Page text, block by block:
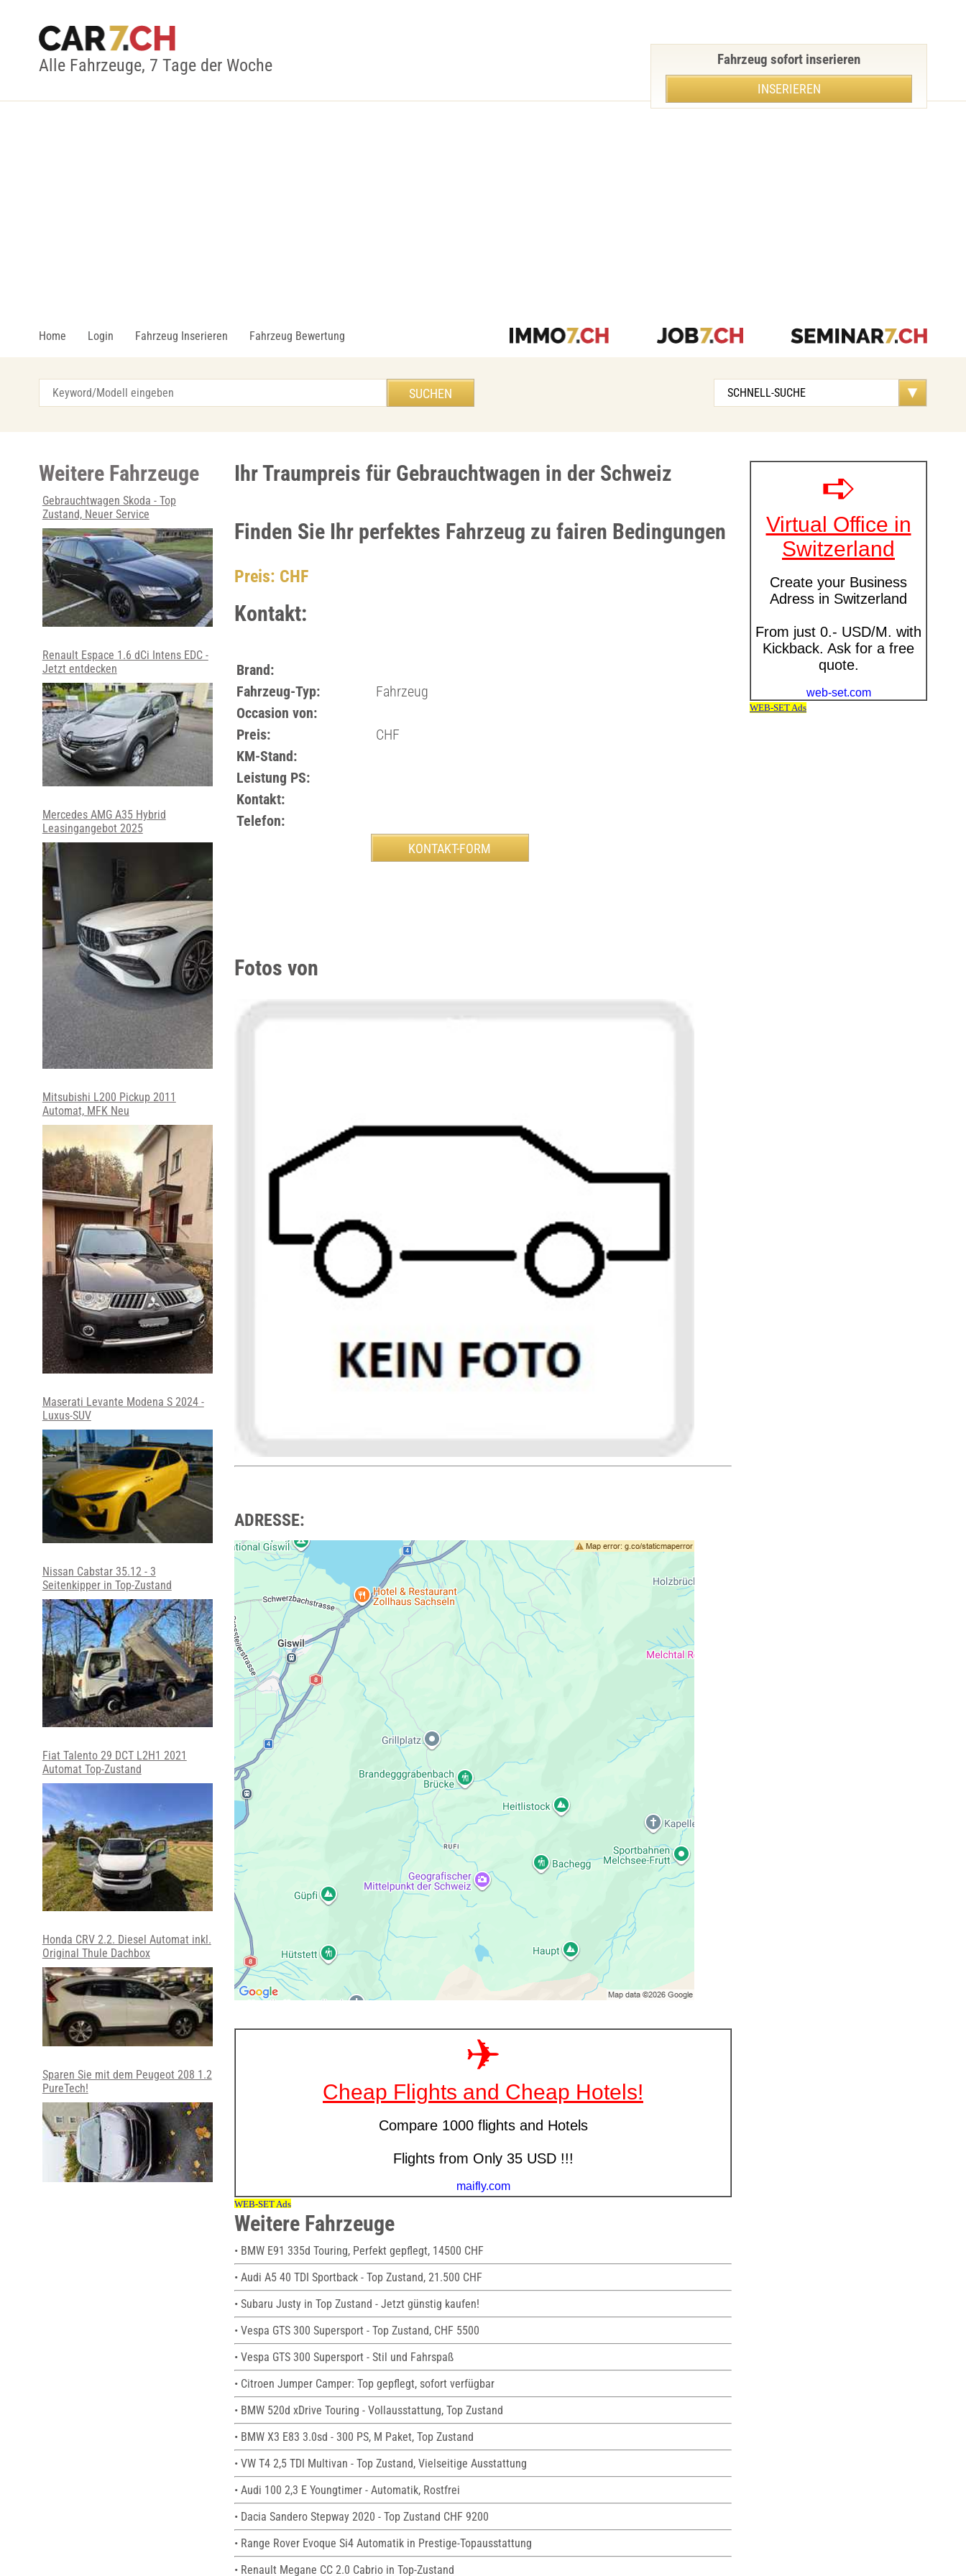
Alle Fahrzeuge, 7 Tage der Woche
Home Login Fahrzeug Inserieren Fahrzeug Bewertung
Fahrzeug sofort inserieren
INSERIEREN
Ihr Traumpreis für Gebrauchtwagen in der Schweiz
Finden Sie Ihr perfektes Fahrzeug zu fairen Bedingungen
Preis: CHF
Kontakt:
Brand:
Fahrzeug-Typ:
Fahrzeug
Occasion von:
Preis:
CHF
KM-Stand:
Leistung PS:
Kontakt:
Telefon:
Fotos von
ADRESSE:
Weitere Fahrzeuge
• BMW E91 335d Touring, Perfekt gepflegt, 14500 CHF
• Audi A5 40 TDI Sportback - Top Zustand, 21.500 CHF
• Subaru Justy in Top Zustand - Jetzt günstig kaufen!
• Vespa GTS 300 Supersport - Top Zustand, CHF 5500
• Vespa GTS 300 Supersport - Stil und Fahrspaß
• Citroen Jumper Camper: Top gepflegt, sofort verfügbar
• BMW 520d xDrive Touring - Vollausstattung, Top Zustand
• BMW X3 E83 3.0sd - 300 PS, M Paket, Top Zustand
• VW T4 2,5 TDI Multivan - Top Zustand, Vielseitige Ausstattung
• Audi 100 2,3 E Youngtimer - Automatik, Rostfrei
• Dacia Sandero Stepway 2020 - Top Zustand CHF 9200
• Range Rover Evoque Si4 Automatik in Prestige-Topausstattung
• Renault Megane CC 2.0 Cabrio in Top-Zustand
Weitere Fahrzeuge
Gebrauchtwagen Skoda - Top
Zustand, Neuer Service
Renault Espace 1.6 dCi Intens EDC -
Jetzt entdecken
Mercedes AMG A35 Hybrid
Leasingangebot 2025
Mitsubishi L200 Pickup 2011
Automat, MFK Neu
Maserati Levante Modena S 2024 -
Luxus-SUV
Nissan Cabstar 35.12 - 3
Seitenkipper in Top-Zustand
Fiat Talento 29 DCT L2H1 2021
Automat Top-Zustand
Honda CRV 2.2. Diesel Automat inkl.
Original Thule Dachbox
Sparen Sie mit dem Peugeot 208 1.2
PureTech!